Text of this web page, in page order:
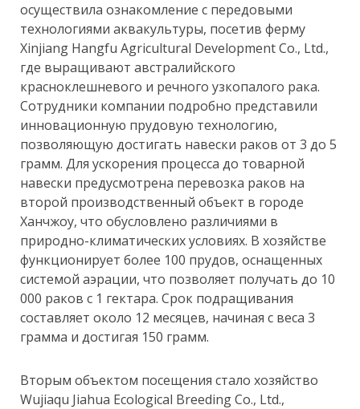
осуществила ознакомление с передовыми
технологиями аквакультуры, посетив ферму
Xinjiang Hangfu Agricultural Development Co., Ltd.,
где выращивают австралийского
красноклешневого и речного узкопалого рака.
Сотрудники компании подробно представили
инновационную прудовую технологию,
позволяющую достигать навески раков от 3 до 5
грамм. Для ускорения процесса до товарной
навески предусмотрена перевозка раков на
второй производственный объект в городе
Ханчжоу, что обусловлено различиями в
природно-климатических условиях. В хозяйстве
функционирует более 100 прудов, оснащенных
системой аэрации, что позволяет получать до 10
000 раков с 1 гектара. Срок подращивания
составляет около 12 месяцев, начиная с веса 3
грамма и достигая 150 грамм.
Вторым объектом посещения стало хозяйство
Wujiaqu Jiahua Ecological Breeding Co., Ltd.,